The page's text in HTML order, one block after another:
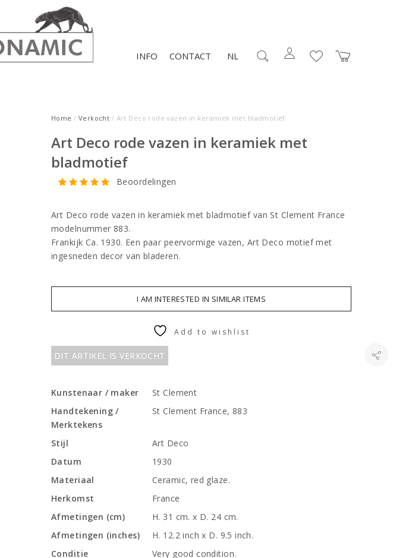
CONTACT
INFO NL
Home / Verkocht / Art Deco rode vazen in keramiek met bladmotief
Art Deco rode vazen in keramiek met
bladmotief
Beoordelingen
Art Deco rode vazen in keramiek met bladmotief van St Clement France
modelnummer 883.
Frankijk Ca. 1930. Een paar peervormige vazen, Art Deco motief met
ingesneden decor van bladeren.
I AM INTERESTED IN SIMILAR ITEMS
DIT ARTIKEL IS VERKOCHT
Add to wishlist
Kunstenaar / maker
St Clement
Handtekening /
Merktekens
St Clement France, 883
Stijl
Art Deco
Datum
1930
Materiaal
Ceramic, red glaze.
Herkomst
France
Afmetingen (cm)
H. 31 cm. x D. 24 cm.
Afmetingen (inches)
H. 12.2 inch x D. 9.5 inch.
Conditie
Very good condition.